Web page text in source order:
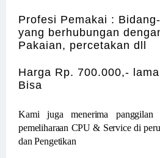
Profesi Pemakai :
yang berhubungan
Pakaian, percetakan dll
Harga Rp. 700.000,-
Bisa
Kami juga menerima panggilan
pemeliharaan CPU & Service di
dan Pengetikan